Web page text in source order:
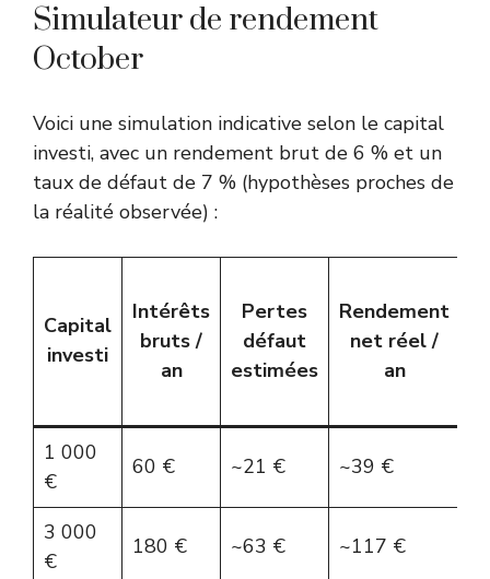
Simulateur de rendement
October
Voici une simulation indicative selon le capital
investi, avec un rendement brut de 6 % et un
taux de défaut de 7 % (hypothèses proches de
la réalité observée) :
Capital
investi
Intérêts
bruts /
an
Pertes
défaut
estimées
Rendement
net réel /
an
1 000
€
60 € ~21 € ~39 €
3 000
€
180 € ~63 € ~117 €